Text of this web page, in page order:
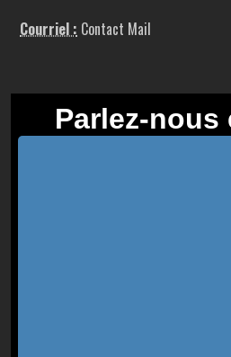
Courriel : Contact Mail